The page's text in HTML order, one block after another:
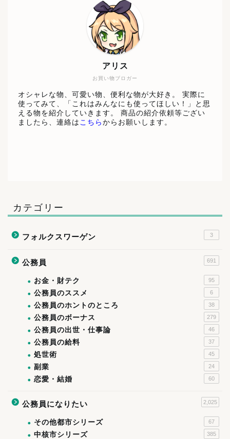
お買い物ブロガー
アリス
オシャレな物、可愛い物、便利な物が大好き。 実際に
使ってみて、「これはみんなにも使ってほしい！」と思
える物を紹介していきます。 商品の紹介依頼等ござい
ましたら、連絡は こちら からお願いします。
カテゴリー
フォルクスワーゲン 3
公務員 691
お金・財テク 95
公務員のススメ 6
公務員のホントのところ 38
公務員のボーナス 279
公務員の出世・仕事論 46
公務員の給料 37
処世術 45
副業 24
恋愛・結婚 60
公務員になりたい 2,025
その他都市シリーズ 67
中核市シリーズ 385